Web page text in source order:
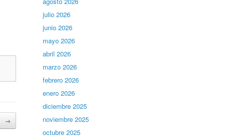
→
julio 2026
junio 2026
mayo 2026
abril 2026
marzo 2026
febrero 2026
enero 2026
diciembre 2025
noviembre 2025
octubre 2025